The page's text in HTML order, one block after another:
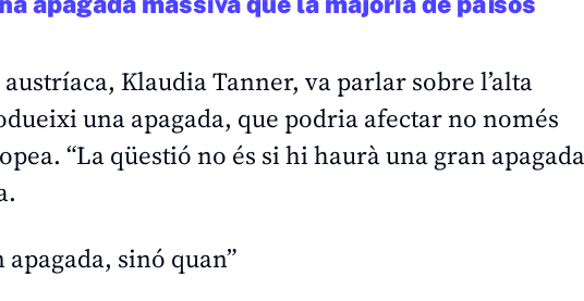
Klaudia Tanner, va parlar sobre l’alta
una apagada, que podria afectar no només
“La qüestió no és si hi haurà una gran
sinó quan”